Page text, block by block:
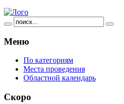
Меню
По категориям
Места проведения
Областной календарь
Скоро